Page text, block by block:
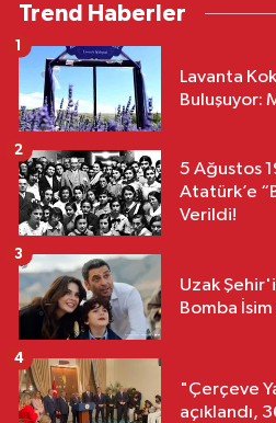
Trend Haberler
Lavanta
Buluşuyor:
1
5 Ağustos
Atatürk’e
Verildi!
2
Uzak
Bomba
3
"Çerçeve
açıklandı,
4